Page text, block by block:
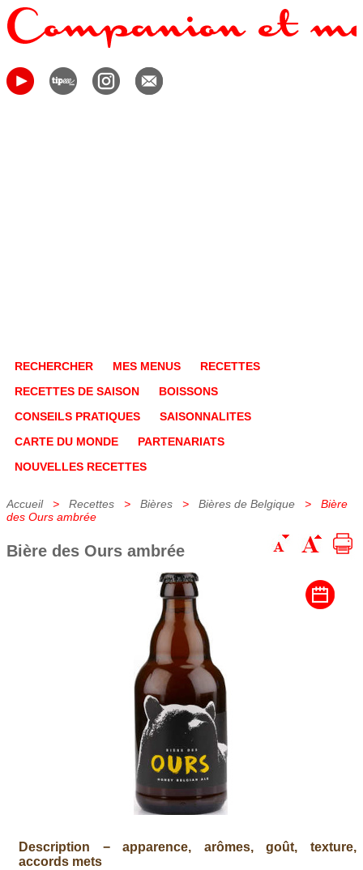
RECHERCHER MES MENUS
RECETTES
RECETTES DE SAISON
BOISSONS
CONSEILS PRATIQUES
SAISONNALITES
CARTE DU MONDE
PARTENARIATS
NOUVELLES RECETTES
Accueil> Recettes > Bières > Bières de Belgique > Bière
des Ours ambrée
Bière des Ours ambrée
Description − apparence, arômes, goût, texture,
accords mets